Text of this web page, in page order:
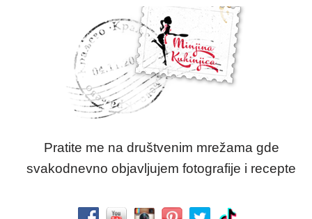
Pratite me na društvenim mrežama gde
svakodnevno objavljujem fotografije i recepte